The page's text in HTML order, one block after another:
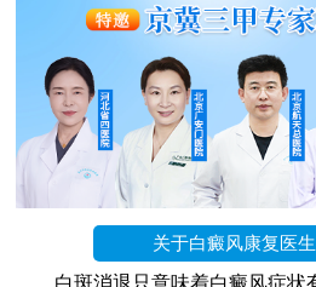
关于白癜风康复医生
白斑消退只意味着白癜风症状